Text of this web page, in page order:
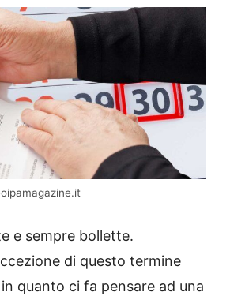
e sempre bollette.
di questo termine
quanto ci fa pensare ad una